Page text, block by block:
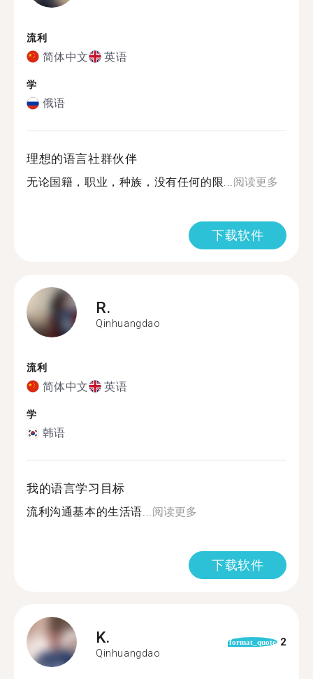
流利
简体中文 英语
学
俄语
理想的语言社群伙伴
无论国籍，职业，种族，没有任何的限...阅读更多
下载软件
R.
Qinhuangdao
流利
简体中文 英语
学
韩语
我的语言学习目标
流利沟通基本的生活语...阅读更多
下载软件
K.
Qinhuangdao
format_quote 2